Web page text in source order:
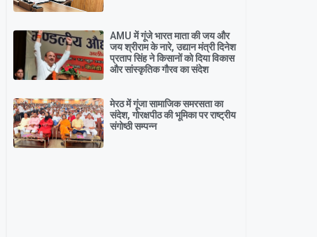
AMU में गूंजे भारत माता की जय और
जय श्रीराम के नारे, उद्यान मंत्री दिनेश
प्रताप सिंह ने किसानों को दिया विकास
और सांस्कृतिक गौरव का संदेश
मेरठ में गूंजा सामाजिक समरसता का
संदेश, गोरक्षपीठ की भूमिका पर राष्ट्रीय
संगोष्ठी सम्पन्न